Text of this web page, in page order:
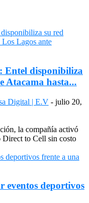
Entel disponibiliza
Atacama hasta...
Digital | E.V - julio 20,
la compañía activó
Direct to Cell sin costo
eventos deportivos